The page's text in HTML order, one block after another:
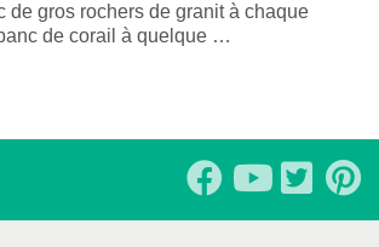
de gros rochers de granit à chaque
de corail à quelque …